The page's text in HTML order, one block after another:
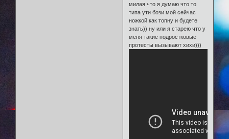
милая что я думаю что то
типа ути бози мой сейчас
ножкой как топну и будете
знать)) ну или я старею что у
меня такие подростковые
протесты вызывают хихи)))